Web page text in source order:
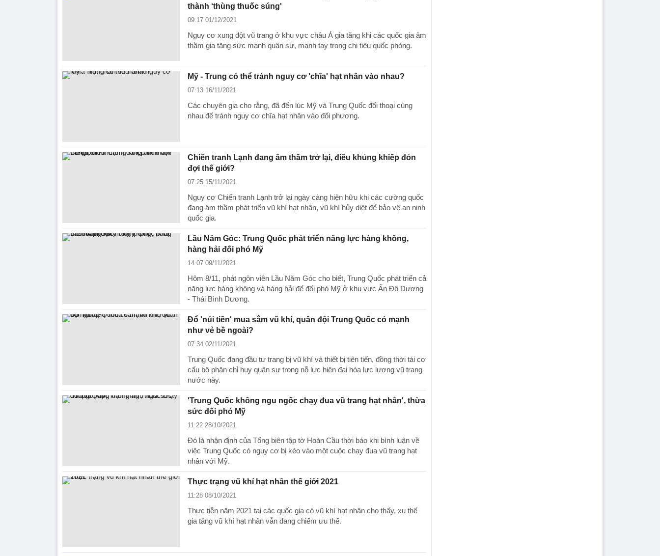
thành ‘thùng thuốc súng'
09:17 01/12/2021
Nguy cơ xung đột vũ trang ở khu vực châu Á gia tăng khi các quốc gia âm
thầm gia tăng sức mạnh quân sự, mạnh tay trong chi tiêu quốc phòng.
Mỹ - Trung có thể tránh nguy cơ 'chĩa' hạt nhân vào nhau?
07:13 16/11/2021
Các chuyên gia cho rằng, đã đến lúc Mỹ và Trung Quốc đối thoại cùng
nhau để tránh nguy cơ chĩa hạt nhân vào đối phương.
Chiến tranh Lạnh đang âm thầm trở lại, điều khủng khiếp đón
đợi thế giới?
07:25 15/11/2021
Nguy cơ Chiến tranh Lạnh trở lại ngày càng hiện hữu khi các cường quốc
đang âm thầm phát triển vũ khí hạt nhân, vũ khí hủy diệt để bảo vệ an ninh
quốc gia.
Lầu Năm Góc: Trung Quốc phát triển năng lực hàng không,
hàng hải đối phó Mỹ
14:07 09/11/2021
Hôm 8/11, phát ngôn viên Lầu Năm Góc cho biết, Trung Quốc phát triển cả
năng lực hàng không và hàng hải để đối phó Mỹ ở khu vực Ấn Độ Dương
- Thái Bình Dương.
Đổ 'núi tiền' mua sắm vũ khí, quân đội Trung Quốc có mạnh
như vẻ bề ngoài?
07:34 02/11/2021
Trung Quốc đang đầu tư trang bị vũ khí và thiết bị tiên tiến, đồng thời tái cơ
cấu bộ phận chỉ huy quân sự trong nỗ lực hiện đại hóa lực lượng vũ trang
nước này.
'Trung Quốc không ngu ngốc chạy đua vũ trang hạt nhân', thừa
sức đối phó Mỹ
11:22 28/10/2021
Đó là nhận định của Tổng biên tập tờ Hoàn Cầu thời báo khi bình luận về
việc Trung Quốc có nguy cơ bị kéo vào một cuộc chạy đua vũ trang hạt
nhân với Mỹ.
Thực trạng vũ khí hạt nhân thế giới 2021
11:28 08/10/2021
Thực tiễn năm 2021 tại các quốc gia có vũ khí hạt nhân cho thấy, xu thế
gia tăng vũ khí hạt nhân vẫn đang chiếm ưu thế.